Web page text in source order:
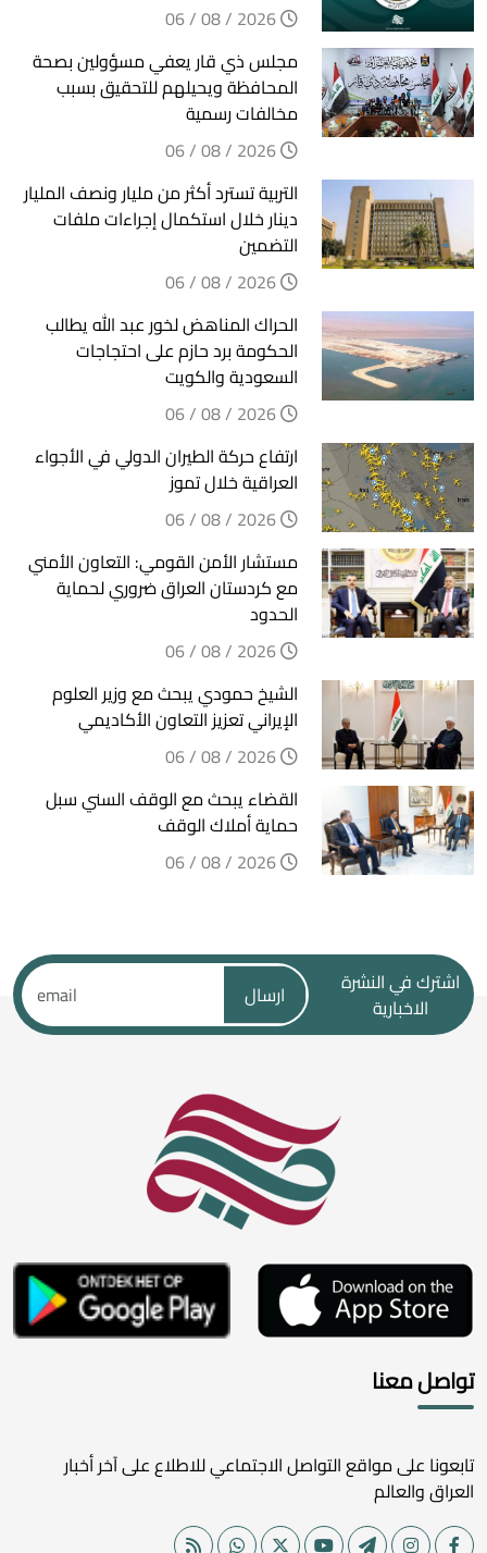
مجلس ذي قار يعفي مسؤولين بصحة
المحافظة ويحيلهم للتحقيق بسبب
مخالفات رسمية
التربية تسترد أكثر من مليار ونصف المليار
دينار خلال استكمال إجراءات ملفات
التضمين
الحراك المناهض لخور عبد الله يطالب
الحكومة برد حازم على احتجاجات
السعودية والكويت
ارتفاع حركة الطيران الدولي في الأجواء
العراقية خلال تموز
مستشار الأمن القومي: التعاون الأمني
مع كردستان العراق ضروري لحماية
الحدود
الشيخ حمودي يبحث مع وزير العلوم
الإيراني تعزيز التعاون الأكاديمي
القضاء يبحث مع الوقف السني سبل
حماية أملاك الوقف
اشترك في النشرة
الاخبارية
ارسال
تواصل معنا
تابعونا على مواقع التواصل الاجتماعي للاطلاع على آخر أخبار
العراق والعالم